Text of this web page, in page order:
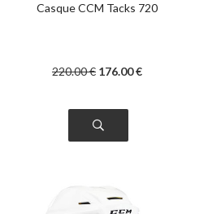
Casque CCM Tacks 720
220.00€ 176.00€